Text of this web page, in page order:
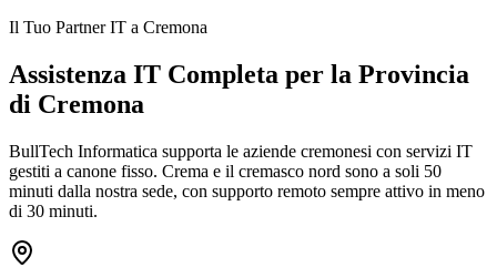
Il Tuo Partner IT a Cremona
Assistenza IT Completa per la Provincia
di Cremona
BullTech Informatica supporta le aziende cremonesi con servizi IT
gestiti a canone fisso. Crema e il cremasco nord sono a soli 50
minuti dalla nostra sede, con supporto remoto sempre attivo in meno
di 30 minuti.